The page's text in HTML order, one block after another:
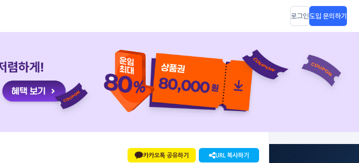
로그인 도입 문의하기
카카오톡 공유하기 URL 복사하기